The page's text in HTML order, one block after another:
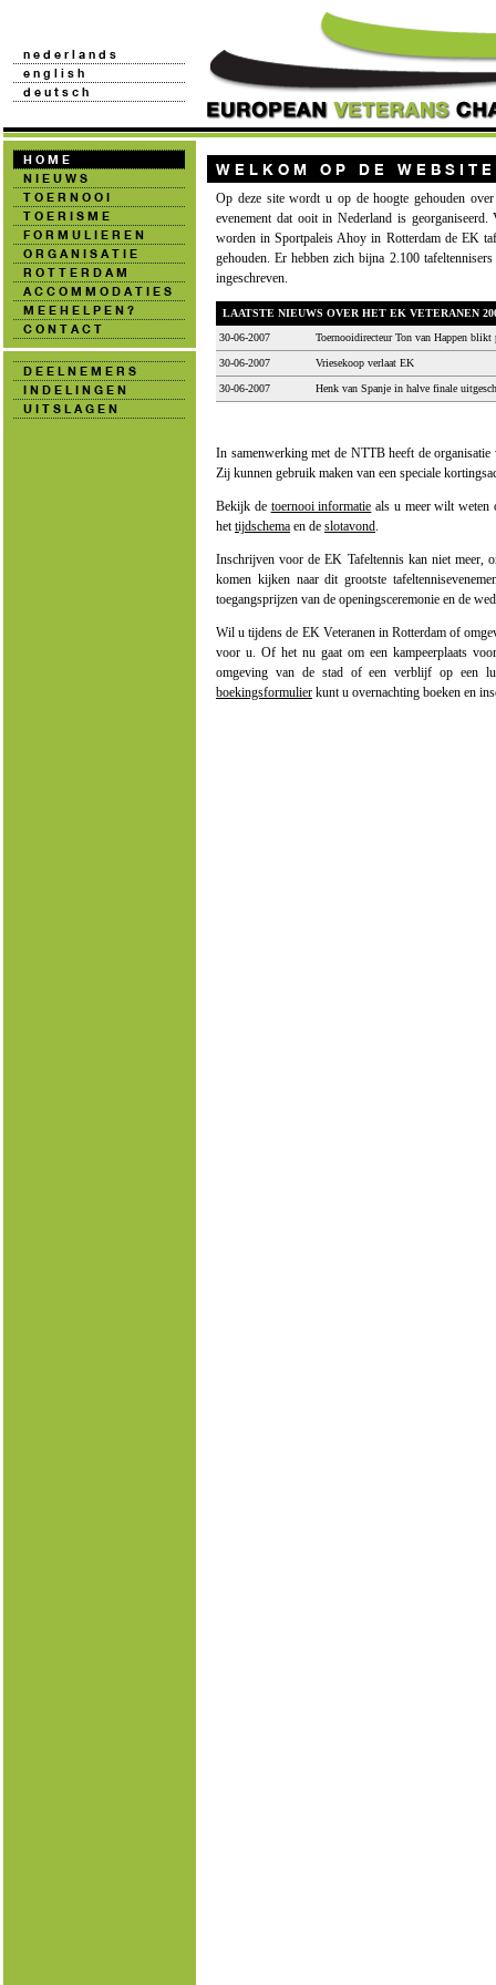
Op deze site wordt u op de hoogte gehouden
evenement dat ooit in Nederland is
worden in Sportpaleis Ahoy in Rotterdam de EK
gehouden. Er hebben zich bijna 2.100
ingeschreven.
LAATSTE NIEUWS OVER HET EK VETERANEN
30-06-2007
Toernooidirecteur Ton van Happen
30-06-2007 Vriesekoop verlaat EK
30-06-2007 Henk van Spanje in halve finale
In samenwerking met de NTTB heeft de
Zij kunnen gebruik maken van een speciale
Bekijk de toernooi informatie als u meer wilt weten
hettijdschema en de slotavond.
Inschrijven voor de EK Tafeltennis kan niet meer,
komen kijken naar dit grootste
toegangsprijzen van de openingsceremonie en de
Wil u tijdens de EK Veteranen in Rotterdam of
voor u. Of het nu gaat om een kampeerplaats
omgeving van de stad of een verblijf op een
boekingsformulier kunt u overnachting boeken en